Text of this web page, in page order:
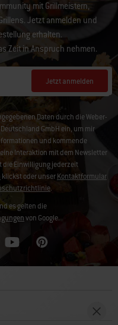
mit Grillmeistern,
Jetzt anmelden und
erhalten.
Zeit in Anspruch nehmen.
Jetzt anmelden
Daten durch die Weber-
GmbH ein, um mir
und kommende
Interaktion mit dem Newsletter
die Einwilligung jederzeit
klickst oder unserKontaktformular
.
es gelten die
von Google.